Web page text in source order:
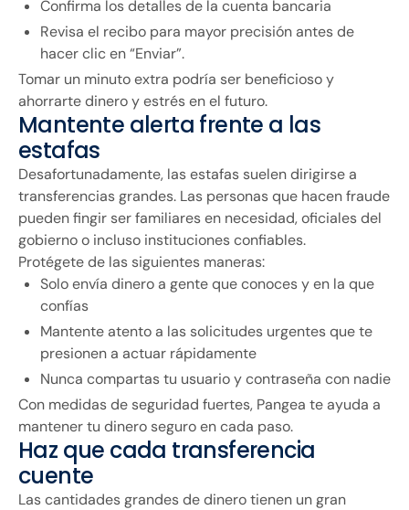
Confirma los detalles de la cuenta bancaria
Revisa el recibo para mayor precisión antes de
hacer clic en “Enviar”.
Tomar un minuto extra podría ser beneficioso y
ahorrarte dinero y estrés en el futuro.
Mantente alerta frente a las
estafas
Desafortunadamente, las estafas suelen dirigirse a
transferencias grandes. Las personas que hacen fraude
pueden fingir ser familiares en necesidad, oficiales del
gobierno o incluso instituciones confiables.
Protégete de las siguientes maneras:
Solo envía dinero a gente que conoces y en la que
confías
Mantente atento a las solicitudes urgentes que te
presionen a actuar rápidamente
Nunca compartas tu usuario y contraseña con nadie
Con medidas de seguridad fuertes, Pangea te ayuda a
mantener tu dinero seguro en cada paso.
Haz que cada transferencia
cuente
Las cantidades grandes de dinero tienen un gran